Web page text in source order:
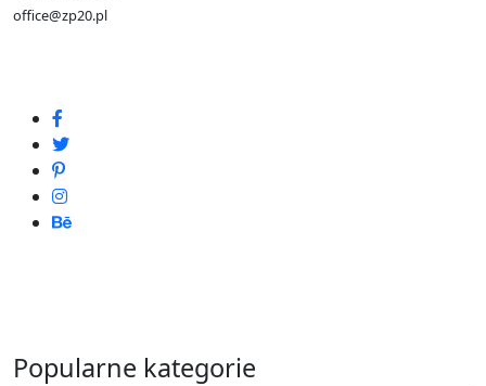
office@zp20.pl
Popularne kategorie